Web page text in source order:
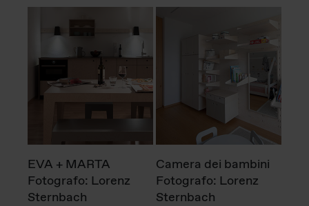
EVA + MARTA
Fotografo: Lorenz
Sternbach
Camera dei bambini
Fotografo: Lorenz
Sternbach